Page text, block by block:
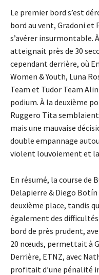
Le premier bord s’est
bord au vent, Gradoni
s’avérer insurmontable.
atteignait près de 30
cependant derrière, où
Women & Youth, Luna
Team et Tudor Team
podium. À la deuxième
Ruggero Tita
mais une mauvaise
double empannage
violent louvoiement et
En résumé, la course de
Delapierre & Diego
deuxième place, tandis
également des difficultés
bord de près prudent,
20 nœuds, permettait à
Derrière, ETNZ, avec
profitait d’une pénalité